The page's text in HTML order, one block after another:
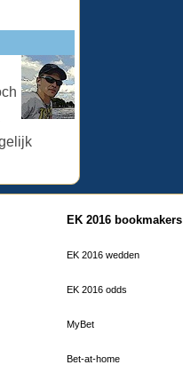
EK 2016 bookmakers
EK 2016 wedden
EK 2016 odds
MyBet
Bet-at-home